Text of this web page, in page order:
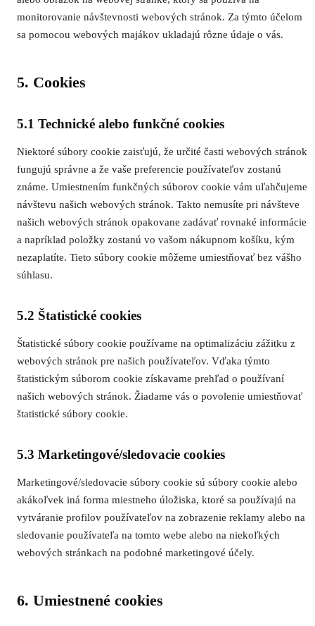
monitorovanie návštevnosti webových stránok. Za týmto účelom
sa pomocou webových majákov ukladajú rôzne údaje o vás.
5. Cookies
5.1 Technické alebo funkčné cookies
Niektoré súbory cookie zaisťujú, že určité časti webových stránok
fungujú správne a že vaše preferencie používateľov zostanú
známe. Umiestnením funkčných súborov cookie vám uľahčujeme
návštevu našich webových stránok. Takto nemusíte pri návšteve
našich webových stránok opakovane zadávať rovnaké informácie
a napríklad položky zostanú vo vašom nákupnom košíku, kým
nezaplatíte. Tieto súbory cookie môžeme umiestňovať bez vášho
súhlasu.
5.2 Štatistické cookies
Štatistické súbory cookie používame na optimalizáciu zážitku z
webových stránok pre našich používateľov. Vďaka týmto
štatistickým súborom cookie získavame prehľad o používaní
našich webových stránok. Žiadame vás o povolenie umiestňovať
štatistické súbory cookie.
5.3 Marketingové/sledovacie cookies
Marketingové/sledovacie súbory cookie sú súbory cookie alebo
akákoľvek iná forma miestneho úložiska, ktoré sa používajú na
vytváranie profilov používateľov na zobrazenie reklamy alebo na
sledovanie používateľa na tomto webe alebo na niekoľkých
webových stránkach na podobné marketingové účely.
6. Umiestnené cookies